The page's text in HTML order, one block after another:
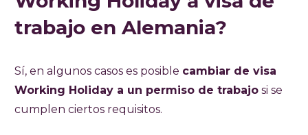
trabajo en Alemania?
Sí, en algunos casos es posible cambiar de visa
Working Holiday a un permiso de trabajo si se
cumplen ciertos requisitos.